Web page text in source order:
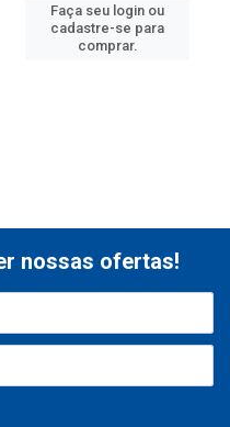
Faça seu login ou
cadastre-se para
comprar.
nossas ofertas!